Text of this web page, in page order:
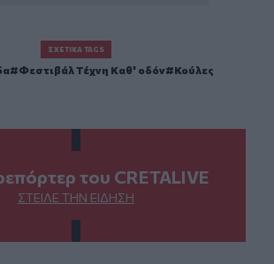
ΣΧΕΤΙΚΆ TAGS
Φεστιβάλ Τέχνη Καθ' οδόν Κούλες
του CRETALIVE
ΣΤΕΊΛΕ ΤΗΝ ΕΊΔΗΣΗ